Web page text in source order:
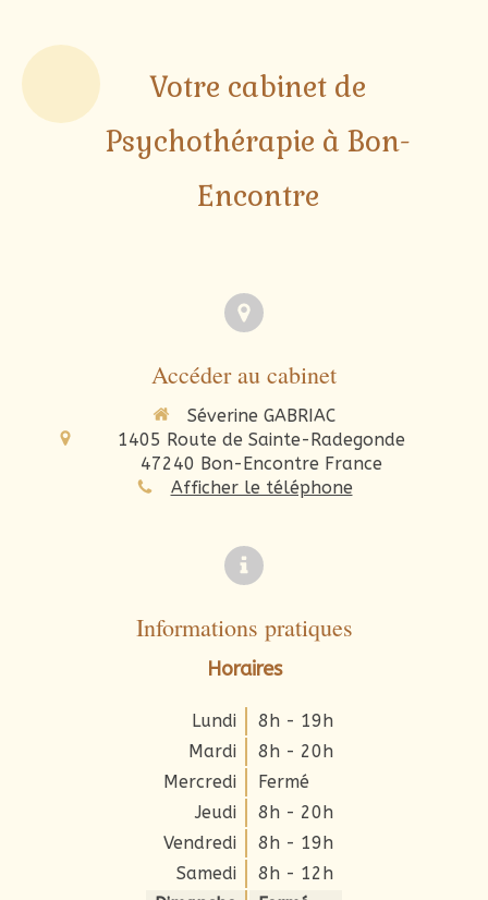
Votre cabinet de
Psychothérapie à Bon-
Encontre
Accéder au cabinet
Séverine GABRIAC
1405 Route de Sainte-Radegonde
47240 Bon-Encontre France
Afficher le téléphone
Informations pratiques
Horaires
Lundi
8h - 19h
Mardi
8h - 20h
Mercredi
Fermé
Jeudi
8h - 20h
Vendredi
8h - 19h
Samedi
8h - 12h